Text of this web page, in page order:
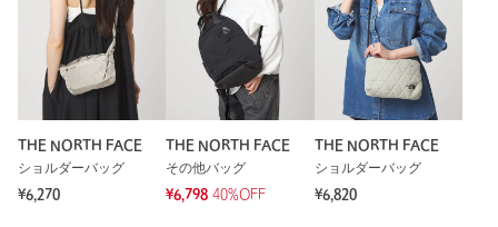
商品詳細
対象商品
返品 対象商品 返品等について
裾上げ 対象外商品
THE NORTH FACE
ショルダーバッグ
¥6,270
THE NORTH FACE
その他バッグ
¥6,798 40%OFF
THE NORTH FACE
ショルダーバッグ
¥6,820